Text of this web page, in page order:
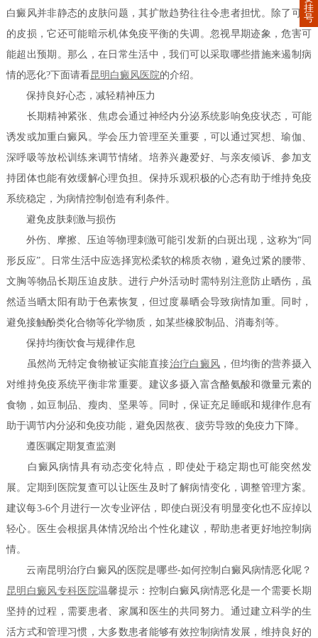
白癜风并非静态的皮肤问题，其扩散趋势往往令患者担忧。除了可见
的皮损，它还可能暗示机体免疫平衡的失调。忽视早期迹象，危害可
能超出预期。那么，在日常生活中，我们可以采取哪些措施来遏制病
情的恶化?下面请看昆明白癜风医院的介绍。
保持良好心态，减轻精神压力
长期精神紧张、焦虑会通过神经内分泌系统影响免疫状态，可能
诱发或加重白癜风。学会压力管理至关重要，可以通过冥想、瑜伽、
深呼吸等放松训练来调节情绪。培养兴趣爱好、与亲友倾诉、参加支
持团体也能有效缓解心理负担。保持乐观积极的心态有助于维持免疫
系统稳定，为病情控制创造有利条件。
避免皮肤刺激与损伤
外伤、摩擦、压迫等物理刺激可能引发新的白斑出现，这称为“同
形反应”。日常生活中应选择宽松柔软的棉质衣物，避免过紧的腰带、
文胸等物品长期压迫皮肤。进行户外活动时需特别注意防止晒伤，虽
然适当晒太阳有助于色素恢复，但过度暴晒会导致病情加重。同时，
避免接触酚类化合物等化学物质，如某些橡胶制品、消毒剂等。
保持均衡饮食与规律作息
虽然尚无特定食物被证实能直接治疗白癜风 ，但均衡的营养摄入
对维持免疫系统平衡非常重要。建议多摄入富含酪氨酸和微量元素的
食物，如豆制品、瘦肉、坚果等。同时，保证充足睡眠和规律作息有
助于调节内分泌和免疫功能，避免因熬夜、疲劳导致的免疫力下降。
遵医嘱定期复查监测
白癜风病情具有动态变化特点，即使处于稳定期也可能突然发
展。定期到医院复查可以让医生及时了解病情变化，调整管理方案。
建议每3-6个月进行一次专业评估，即使白斑没有明显变化也不应掉以
轻心。医生会根据具体情况给出个性化建议，帮助患者更好地控制病
情。
云南昆明治疗白癜风的医院是哪些-如何控制白癜风病情恶化呢？
昆明白癜风专科医院温馨提示：控制白癜风病情恶化是一个需要长期
坚持的过程，需要患者、家属和医生的共同努力。通过建立科学的生
活方式和管理习惯，大多数患者能够有效控制病情发展，维持良好的
挂
号